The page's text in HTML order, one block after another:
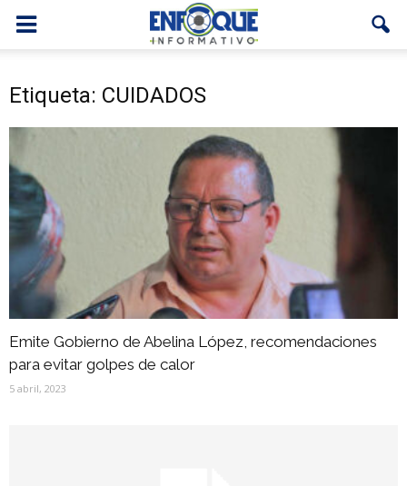
Etiqueta: CUIDADOS
Emite Gobierno de Abelina López, recomendaciones
para evitar golpes de calor
5 abril, 2023